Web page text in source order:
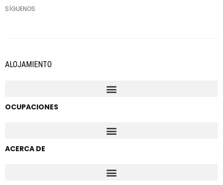
SÍGUENOS
ALOJAMIENTO
OCUPACIONES
ACERCA DE